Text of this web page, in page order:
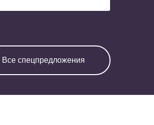
Все спецпредложения